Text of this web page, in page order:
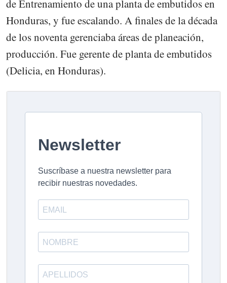
de Entrenamiento de una planta de embutidos en
Honduras, y fue escalando. A finales de la década
de los noventa gerenciaba áreas de planeación,
producción. Fue gerente de planta de embutidos
(Delicia, en Honduras).